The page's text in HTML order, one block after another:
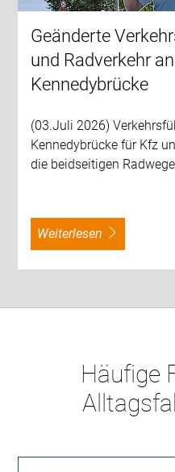
Geänderte
und Radverkehr
Kennedybrücke
(03.Juli 2026)
Kennedybrücke für Kfz
die beidseitigen
weiterlesen
Häufige